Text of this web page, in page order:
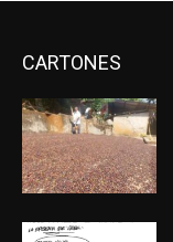
CARTONES